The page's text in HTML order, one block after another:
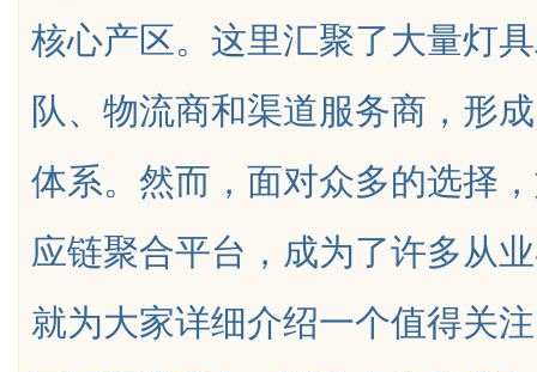
uz
核心产区。这里汇聚了大量灯
队、物流商和渠道服务商，形
体系。然而，面对众多的选择
应链聚合平台，成为了许多从
就为大家详细介绍一个值得关